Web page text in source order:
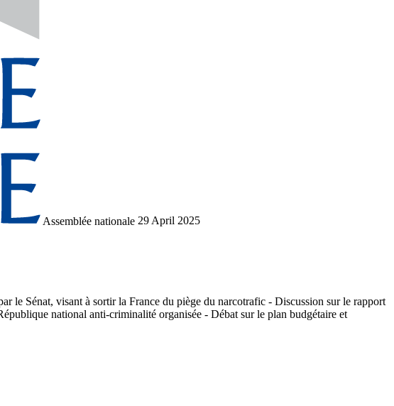
Assemblée nationale 29 April 2025
le Sénat, visant à sortir la France du piège du narcotrafic - Discussion sur le rapport
national anti-criminalité organisée - Débat sur le plan budgétaire et